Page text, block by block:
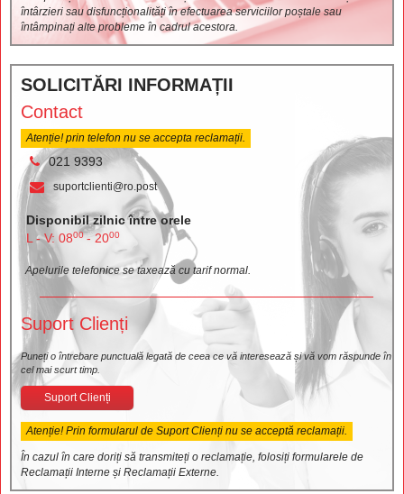
întârzieri sau disfuncționalități în efectuarea serviciilor poștale sau
întâmpinați alte probleme în cadrul acestora.
SOLICITĂRI INFORMAȚII
Contact
Atenție! prin telefon nu se accepta reclamații.
021 9393
suportclienti@ro.post
Disponibil zilnic între orele
L - V: 0800- 2000
Apelurile telefonice se taxează cu tarif normal.
Suport Clienți
Puneți o întrebare punctuală legată de ceea ce vă interesează și vă vom răspunde în
cel mai scurt timp.
Suport Clienți
Atenție! Prin formularul de Suport Clienți nu se acceptă reclamații.
În cazul în care doriți să transmiteți o reclamație, folosiți formularele de
Reclamații Interne și Reclamații Externe.